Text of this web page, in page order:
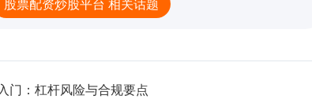
门：杠杆风险与合规要点